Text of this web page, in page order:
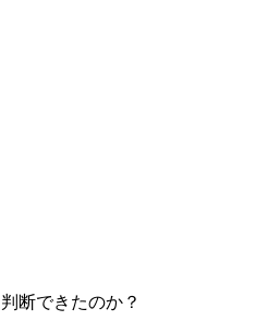
断できたのか？